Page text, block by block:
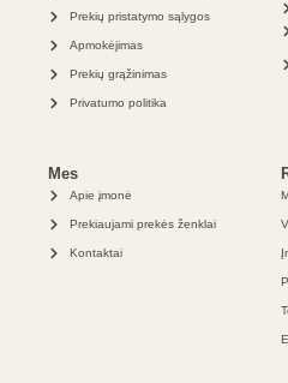
Prekių pristatymo sąlygos
Apmokėjimas
Prekių grąžinimas
Privatumo politika
Mes
Apie įmonė
Prekiaujami prekės ženklai
Kontaktai